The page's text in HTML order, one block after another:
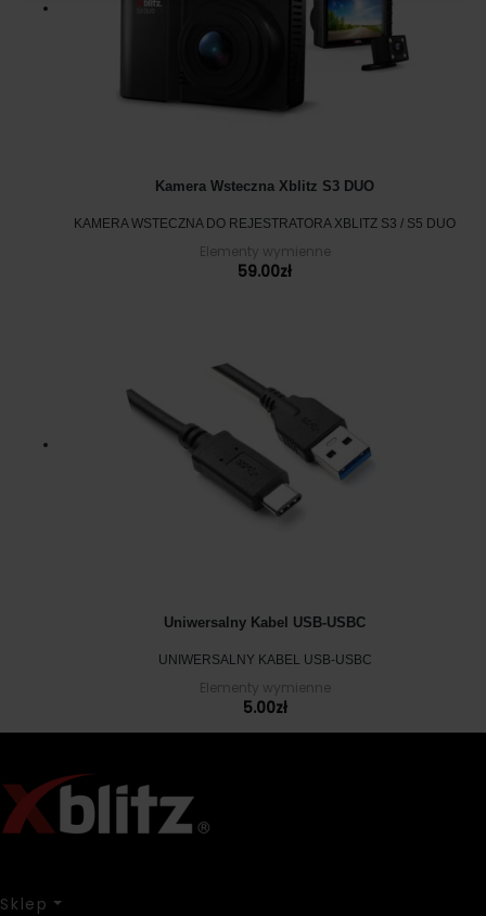
Kamera Wsteczna Xblitz S3 DUO
KAMERA WSTECZNA DO REJESTRATORA XBLITZ S3 / S5 DUO
Elementy wymienne
59.00zł
Uniwersalny Kabel USB-USBC
UNIWERSALNY KABEL USB-USBC
Elementy wymienne
5.00zł
Sklep